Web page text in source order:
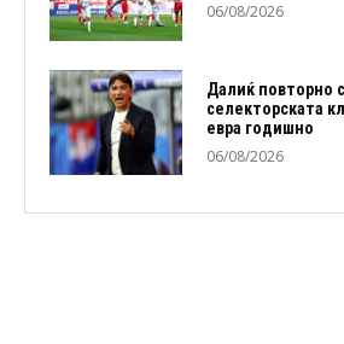
06/08/2026
Далиќ повторно
селекторската
евра годишно
06/08/2026